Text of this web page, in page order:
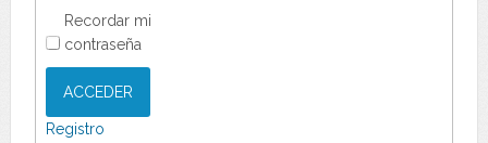
Recordar mi
contraseña
ACCEDER
Registro